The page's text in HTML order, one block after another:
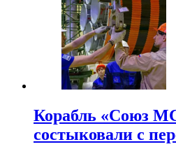
Корабль «Союз
состыковали с